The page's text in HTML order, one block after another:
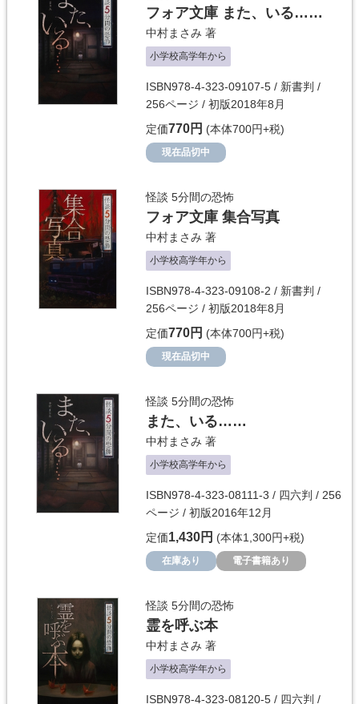
フォア文庫 また、いる……
中村まさみ 著
小学校高学年から
ISBN978-4-323-09107-5 / 新書判 /
256ページ / 初版2018年8月
定価770円 (本体700円+税)
現在品切中
怪談 5分間の恐怖
フォア文庫 集合写真
中村まさみ 著
小学校高学年から
ISBN978-4-323-09108-2 / 新書判 /
256ページ / 初版2018年8月
定価770円 (本体700円+税)
現在品切中
怪談 5分間の恐怖
また、いる……
中村まさみ 著
小学校高学年から
ISBN978-4-323-08111-3 / 四六判 / 256
ページ / 初版2016年12月
定価1,430円 (本体1,300円+税)
在庫あり 電子書籍あり
怪談 5分間の恐怖
霊を呼ぶ本
中村まさみ 著
小学校高学年から
ISBN978-4-323-08120-5 / 四六判 /